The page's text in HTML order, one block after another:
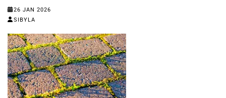
26 JAN 2026
SIBYLA